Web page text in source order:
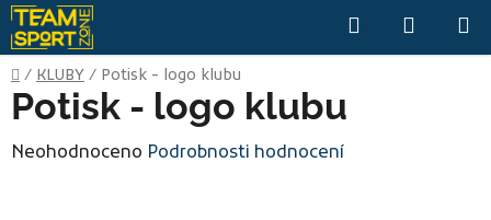
Přejít
na
obsah
Hledat
KOŠÍK
Domů
/ KLUBY / Potisk - logo klubu
Potisk - logo klubu
Průměrné
Neohodnoceno Podrobnosti hodnocení